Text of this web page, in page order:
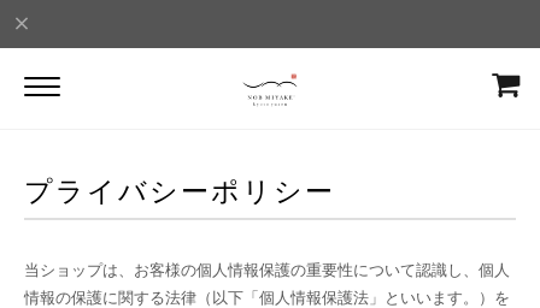
プライバシーポリシー
当ショップは、お客様の個人情報保護の重要性について認識し、個人
情報の保護に関する法律（以下「個人情報保護法」といいます。）を